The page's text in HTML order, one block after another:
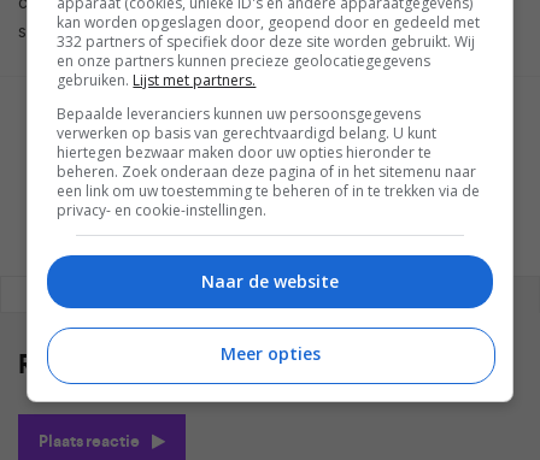
stellen in de wereld van draadloze audio.
GESCHREVEN DOOR
MARTIJN CHEL
Reacties
Plaats reactie
kan worden opgeslagen door, geopend door en gedeeld met
332 partners of specifiek door deze site worden gebruikt. Wij
en onze partners kunnen precieze geolocatiegegevens
gebruiken. Lijst met partners.
Bepaalde leveranciers kunnen uw persoonsgegevens
verwerken op basis van gerechtvaardigd belang. U kunt
hiertegen bezwaar maken door uw opties hieronder te
beheren. Zoek onderaan deze pagina of in het sitemenu naar
een link om uw toestemming te beheren of in te trekken via de
privacy- en cookie-instellingen.
Naar de website
Meer opties